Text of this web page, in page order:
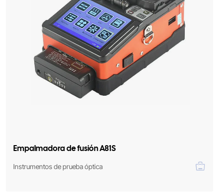
Empalmadora de fusión A81S
Instrumentos de prueba óptica